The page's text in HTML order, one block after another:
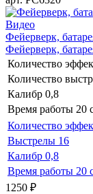
Видео
Фейерверк,
Фейерверк,
Количество
Количество
Калибр 0,8
Время работы 20
Количество
Выстрелы 16
Калибр 0,8
Время работы 20
1250 ₽